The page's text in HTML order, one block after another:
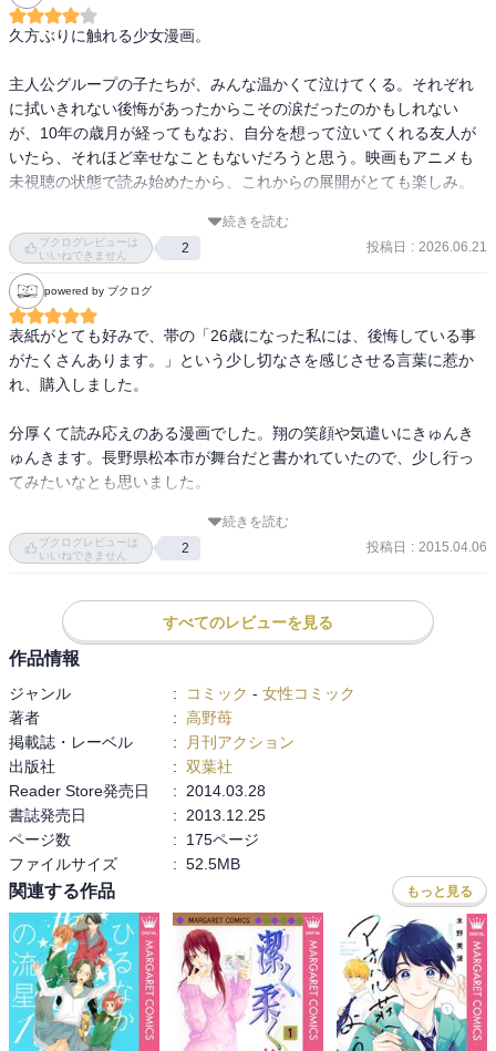
久方ぶりに触れる少女漫画。
主人公グループの子たちが、みんな温かくて泣けてくる。それぞれ
に拭いきれない後悔があったからこその涙だったのかもしれない
が、10年の歳月が経ってもなお、自分を想って泣いてくれる友人が
いたら、それほど幸せなこともないだろうと思う。映画もアニメも
未視聴の状態で読み始めたから、これからの展開がとても楽しみ。
それはそうと……主人公の健気なサポート精神が、少しばかり重い
と感じてしまうのは、自分がこのジャンルを読み慣れていないせい
なのだろうか……。
続きを読む
ブクログレビューは
いいねできません
2 投稿日 : 2026.06.21
powered by ブクログ
表紙がとても好みで、帯の「26歳になった私には、後悔している事
がたくさんあります。」という少し切なさを感じさせる言葉に惹か
れ、購入しました。
分厚くて読み応えのある漫画でした。翔の笑顔や気遣いにきゅんき
ゅんきます。長野県松本市が舞台だと書かれていたので、少し行っ
てみたいなとも思いました。
後悔をしない、それがテーマになっているのではないかと。10年後
の自分がした後悔を一つ一つ消していく。でも簡単に消せるわけで
絵の雰囲気も好きです。男の子はかっこいいし、女の子は可愛い。
少女漫画ならではのきらきらした感じではないところが良いです。
続きがとても気になります。
最後の方にあった「春色アストロノート」も面白かったです。双子
ならではの辛さや苦しさが伝わりました。
続きを読む
ブクログレビューは
いいねできません
2 投稿日 : 2015.04.06
すべてのレビューを見る
作品情報
ジャンル : コミック - 女性コミック
著者
: 高野苺
掲載誌・レーベル
:
月刊アクション
出版社
: 双葉社
Reader Store発売日
:
2014.03.28
書誌発売日
:
2013.12.25
ページ数
:
175ページ
ファイルサイズ
: 52.5MB
関連する作品 もっと見る